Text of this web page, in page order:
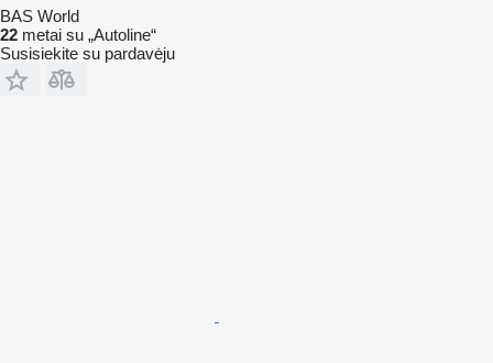
BAS World
22 metai su „Autoline“
Susisiekite su pardavėju